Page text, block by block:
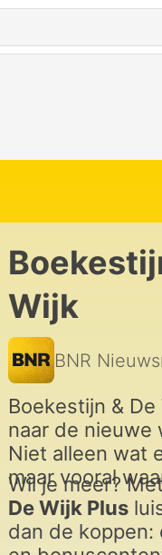
Wijk
BNR
Boekestijn &
naar de nieuwe
Niet alleen wat
maar vooral
Wil je meer?
De Wijk Plus
dan de koppen: